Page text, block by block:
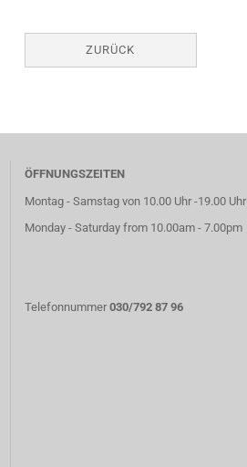
ZURÜCK
ÖFFNUNGSZEITEN
Montag - Samstag von 10.00 Uhr -19.00 Uhr
Monday - Saturday from 10.00am - 7.00pm
Telefonnummer 030/792 87 96